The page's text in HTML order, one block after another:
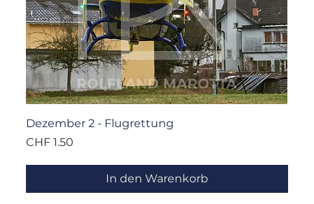
Dezember 2 - Flugrettung
Preis
CHF 1.50
In den Warenkorb